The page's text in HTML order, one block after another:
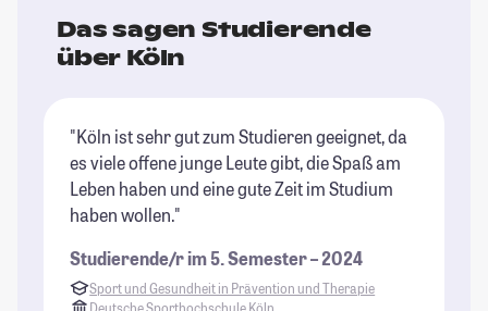
Das sagen Studierende
über Köln
"Köln ist sehr gut zum Studieren geeignet, da
es viele offene junge Leute gibt, die Spaß am
Leben haben und eine gute Zeit im Studium
haben wollen."
Studierende/r im 5. Semester – 2024
Sport und Gesundheit in Prävention und Therapie